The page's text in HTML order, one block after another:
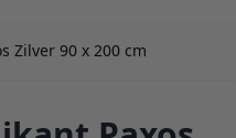
Zilver 90 x 200 cm